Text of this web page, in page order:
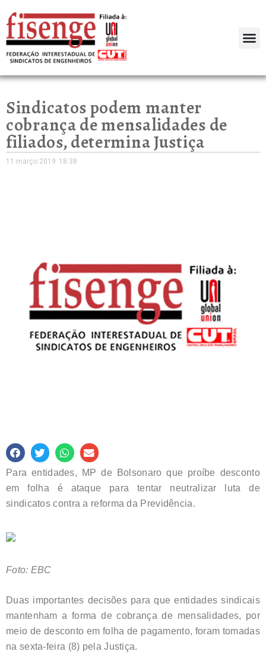
Sindicatos podem manter
cobrança de mensalidades de
filiados, determina Justiça
11 março 2019 18:38
Para entidades, MP de Bolsonaro que proíbe desconto
em folha é ataque para tentar neutralizar luta de
sindicatos contra a reforma da Previdência.
Foto: EBC
Duas importantes decisões para que entidades sindicais
mantenham a forma de cobrança de mensalidades, por
meio de desconto em folha de pagamento, foram tomadas
na sexta-feira (8) pela Justiça.